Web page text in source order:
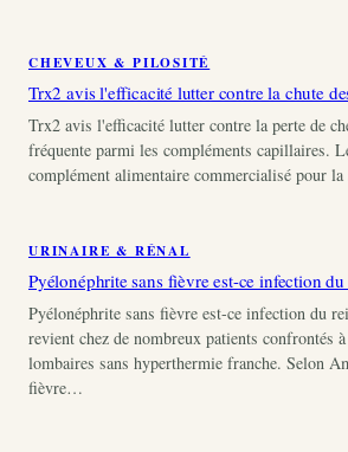
CHEVEUX & PILOSITÉ
Trx2 avis l'efficacité lutter contre la chute
Trx2 avis l'efficacité lutter contre la perte de
fréquente parmi les compléments capillaires.
complément alimentaire commercialisé pour
URINAIRE & RÉNAL
Pyélonéphrite sans fièvre est-ce infection
Pyélonéphrite sans fièvre est-ce infection du
revient chez de nombreux patients confrontés
lombaires sans hyperthermie franche. Selon
fièvre…